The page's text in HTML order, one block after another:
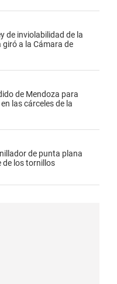
de inviolabilidad de la
a la Cámara de
de Mendoza para
las cárceles de la
de punta plana
de los tornillos